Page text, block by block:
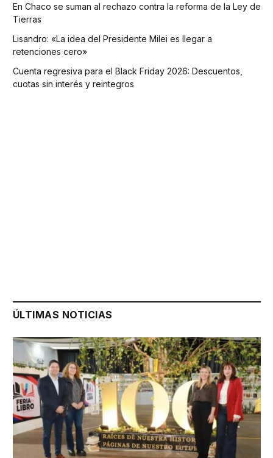
En Chaco se suman al rechazo contra la reforma de la Ley de
Tierras
Lisandro: «La idea del Presidente Milei es llegar a
retenciones cero»
Cuenta regresiva para el Black Friday 2026: Descuentos,
cuotas sin interés y reintegros
ÚLTIMAS NOTICIAS